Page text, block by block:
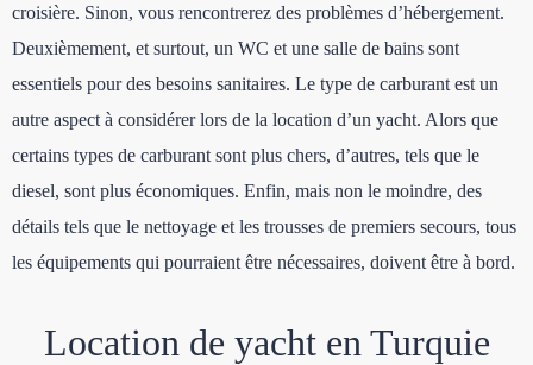
croisière. Sinon, vous rencontrerez des problèmes d’hébergement.
Deuxièmement, et surtout, un WC et une salle de bains sont
essentiels pour des besoins sanitaires. Le type de carburant est un
autre aspect à considérer lors de la location d’un yacht. Alors que
certains types de carburant sont plus chers, d’autres, tels que le
diesel, sont plus économiques. Enfin, mais non le moindre, des
détails tels que le nettoyage et les trousses de premiers secours, tous
les équipements qui pourraient être nécessaires, doivent être à bord.
Location de yacht en Turquie